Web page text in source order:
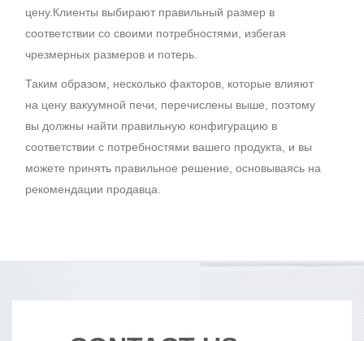
цену.Клиенты выбирают правильный размер в
соответствии со своими потребностями, избегая
чрезмерных размеров и потерь.
Таким образом, несколько факторов, которые влияют
на цену вакуумной печи, перечислены выше, поэтому
вы должны найти правильную конфигурацию в
соответствии с потребностями вашего продукта, и вы
можете принять правильное решение, основываясь на
рекомендации продавца.